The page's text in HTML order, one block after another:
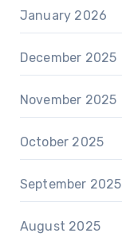
January 2026
December 2025
November 2025
October 2025
September 2025
August 2025